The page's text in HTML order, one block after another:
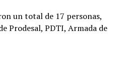
un total de 17 personas,
Prodesal, PDTI, Armada de